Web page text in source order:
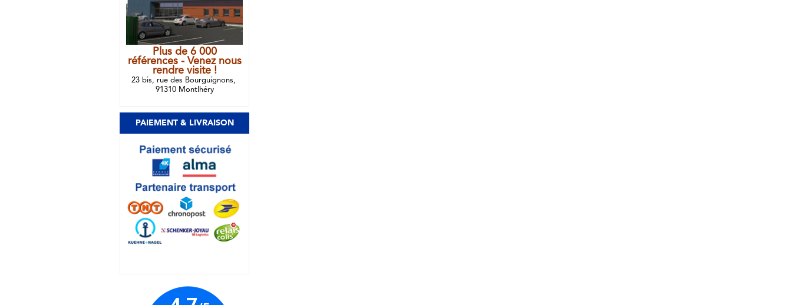
Plus de 6 000
références - Venez nous
rendre visite !
23 bis, rue des Bourguignons,
91310 Montlhéry
PAIEMENT & LIVRAISON